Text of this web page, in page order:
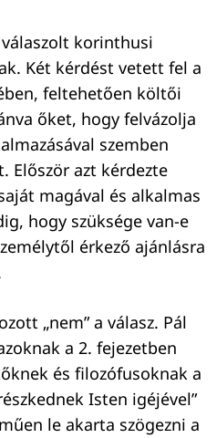
korinthusi
Két kérdést vetett fel a
feltehetően költői
őket, hogy felvázolja
szemben
Először azt kérdezte
magával és alkalmas
hogy szüksége van-e
érkező ajánlásra
„nem” a válasz. Pál
a 2. fejezetben
és filozófusoknak a
Isten igéjével”
le akarta szögezni a